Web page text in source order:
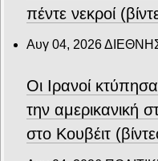
πέντε νεκροί
Αυγ 04, 2026
Οι Ιρανοί
την αμερικανική
στο Κουβέιτ